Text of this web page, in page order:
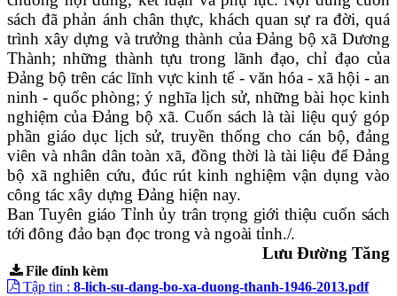
sách đã phản ánh chân thực, khách quan sự ra đời, quá
trình xây dựng và trưởng thành của Đảng bộ xã Dương
Thành; những thành tựu trong lãnh đạo, chỉ đạo của
Đảng bộ trên các lĩnh vực kinh tế - văn hóa - xã hội - an
ninh - quốc phòng; ý nghĩa lịch sử, những bài học kinh
nghiệm của Đảng bộ xã. Cuốn sách là tài liệu quý góp
phần giáo dục lịch sử, truyền thống cho cán bộ, đảng
viên và nhân dân toàn xã, đồng thời là tài liệu để Đảng
bộ xã nghiên cứu, đúc rút kinh nghiệm vận dụng vào
công tác xây dựng Đảng hiện nay.
Ban Tuyên giáo Tỉnh ủy trân trọng giới thiệu cuốn sách
tới đông đảo bạn đọc trong và ngoài tỉnh./.
Lưu Đường Tăng
File đính kèm
Tập tin : 8-lich-su-dang-bo-xa-duong-thanh-1946-2013.pdf